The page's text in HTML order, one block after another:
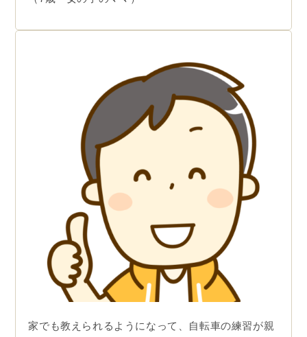
家でも教えられるようになって、自転車の練習が親